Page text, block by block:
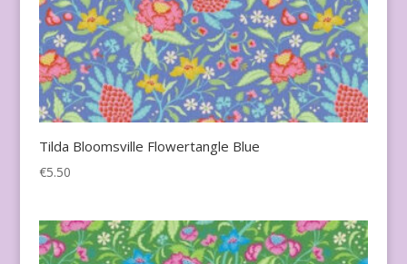
Tilda Bloomsville Flowertangle Blue
€5.50